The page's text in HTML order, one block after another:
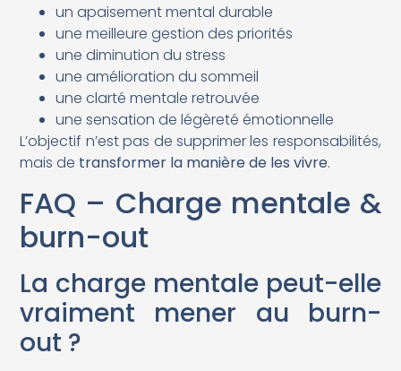
un apaisement mental durable
une meilleure gestion des priorités
une diminution du stress
une amélioration du sommeil
une clarté mentale retrouvée
une sensation de légèreté émotionnelle
L’objectif n’est pas de supprimer les responsabilités,
mais de transformer la manière de les vivre.
FAQ – Charge mentale &
burn-out
La charge mentale peut-elle
vraiment mener au burn-
out ?